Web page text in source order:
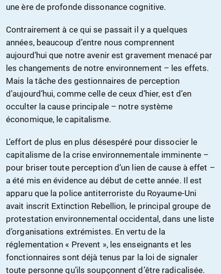
une ère de profonde dissonance cognitive.
Contrairement à ce qui se passait il y a quelques
années, beaucoup d’entre nous comprennent
aujourd’hui que notre avenir est gravement menacé par
les changements de notre environnement – les effets.
Mais la tâche des gestionnaires de perception
d’aujourd’hui, comme celle de ceux d’hier, est d’en
occulter la cause principale – notre système
économique, le capitalisme.
L’effort de plus en plus désespéré pour dissocier le
capitalisme de la crise environnementale imminente –
pour briser toute perception d’un lien de cause à effet –
a été mis en évidence au début de cette année. Il est
apparu que la police antiterroriste du Royaume-Uni
avait inscrit Extinction Rebellion, le principal groupe de
protestation environnemental occidental, dans une liste
d’organisations extrémistes. En vertu de la
réglementation « Prevent », les enseignants et les
fonctionnaires sont déjà tenus par la loi de signaler
toute personne qu’ils soupçonnent d’être radicalisée.